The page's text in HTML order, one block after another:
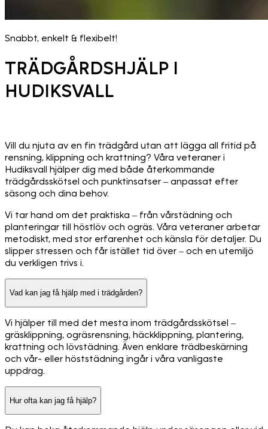
Snabbt, enkelt & flexibelt!
TRÄDGÅRDSHJÄLP I
HUDIKSVALL
Vill du njuta av en fin trädgård utan att lägga all fritid på
rensning, klippning och krattning? Våra veteraner i
Hudiksvall hjälper dig med både återkommande
trädgårdsskötsel och punktinsatser – anpassat efter
säsong och dina behov.
Vi tar hand om det praktiska – från vårstädning och
planteringar till höstlöv och ogräs. Våra veteraner arbetar
metodiskt, med stor erfarenhet och känsla för detaljer. Du
slipper stressen och får istället tid över – och en utemiljö
du verkligen trivs i.
Vad kan jag få hjälp med i trädgården?
Vi hjälper till med det mesta inom trädgårdsskötsel –
gräsklippning, ogräsrensning, häckklippning, plantering,
krattning och lövstädning. Även enklare trädbeskärning
och vår- eller höststädning ingår i våra vanligaste
uppdrag.
Hur ofta kan jag få hjälp?